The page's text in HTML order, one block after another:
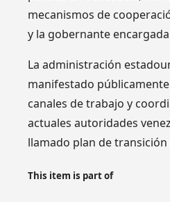
mecanismos de
y la gobernante
La administración
manifestado
canales de trabajo y
actuales autoridades
llamado plan de transición
This item is part of